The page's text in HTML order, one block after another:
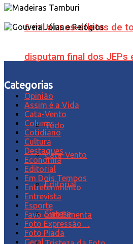
6 mil alunos-atletas de
disputam final dos JEPs
Opinião
Tudo
Cata-Vento
Editorial
Síntese
Categorias
Assim é a Vida
Cata-Vento
Colunas
Cotidiano
Cultura
Destaques
Economia
Editorial
Em Dois Tempos
Entretenimento
Entrevista
Esporte
Favo com Pimenta
Foto Expressão…
Foto Piada
Geral